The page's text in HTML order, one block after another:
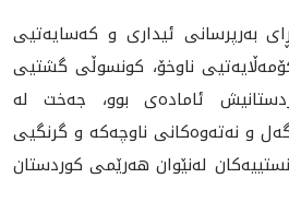
بەرپرسانی ئیداری و کەسایەتیی
ناوخۆ، کونسوڵی گشتیی
ئامادەی بوو، جەخت لە
و نەتەوەکانی ناوچەکە و گرنگیی
لەنێوان هەرێمی کوردستان